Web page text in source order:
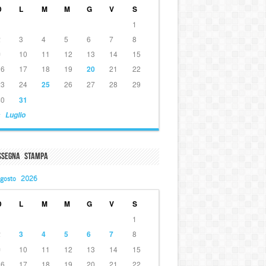
L M M G V S
Luglio
1
3 4 5 6 7
8
10 11 12 13 14
15
17 18 19 20 21
22
24 25 26 27 28
29
31
Stampa
2026
L M M G V S
1
3 4 5 6 7
8
10 11 12 13 14
15
17 18 19 20 21 22